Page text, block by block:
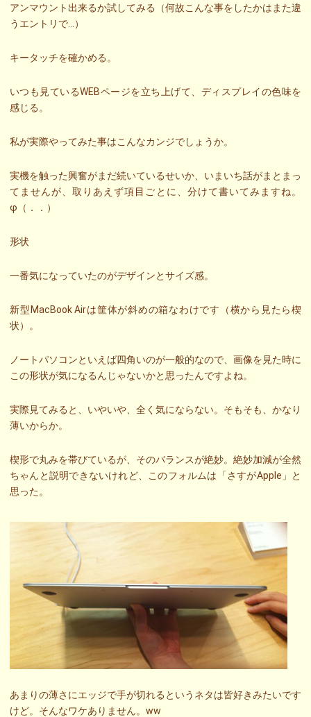
アンマウント出来るか試してみる（何故こんな事をしたかはまた違
うエントリで…）
キータッチを確かめる。
いつも見ているWEBページを立ち上げて、ディスプレイの色味を
感じる。
私が実際やってみた事はこんなカンジでしょうか。
実機を触った興奮がまだ続いているせいか、いまいち話がまとまっ
てませんが、取りあえず項目ごとに、分けて書いてみますね。
φ（．．）
形状
一番気になっていたのがデザインとサイズ感。
新型MacBook Airは筐体が斜めの箱なわけです（横から見たら楔
状）。
ノートパソコンといえば四角いのが一般的なので、画像を見た時に
この形状が気になるんじゃないかと思ったんですよね。
実際見てみると、いやいや、全く気にならない。そもそも、かなり
薄いからか。
楔形で丸みを帯びているが、そのバランスが絶妙。絶妙加減が全然
ちゃんと説明できないけれど、このフォルムは「さすがApple」と
思った。
あまりの薄さにエッジで手が切れるというネタは皆好きみたいです
けど。そんなワケありません。ww